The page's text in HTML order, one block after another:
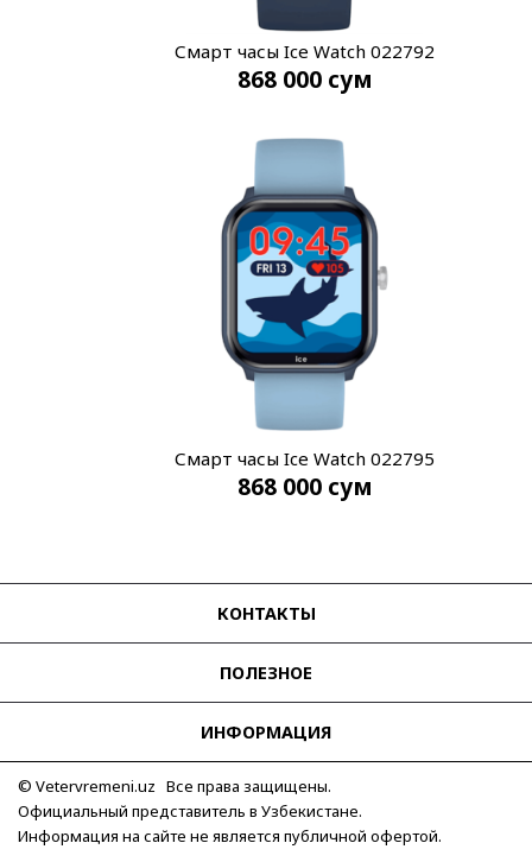
Смарт часы Ice Watch 022792
868 000 сум
Смарт часы Ice Watch 022795
868 000 сум
КОНТАКТЫ
ПОЛЕЗНОЕ
ИНФОРМАЦИЯ
© Vetervremeni.uz Все права защищены.
Официальный представитель в Узбекистане.
Информация на сайте не является публичной офертой.